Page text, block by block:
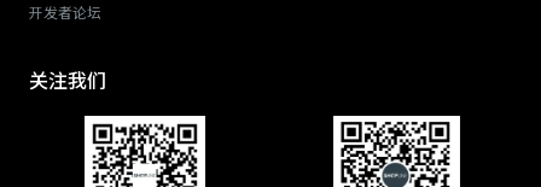
开发者论坛
关注我们